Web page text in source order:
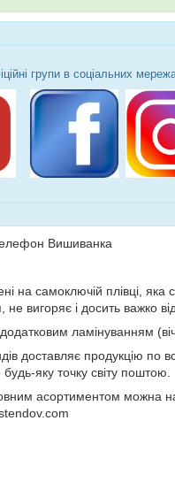
групи в соціальних
Вишиванка
на самоключій плівці, яка
не вигоряє і досить важко
ламінуванням
доставляє продукцію по
яку точку світу поштою.
асортиментом можна